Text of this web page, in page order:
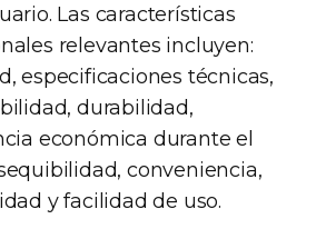
Las características
relevantes incluyen:
especificaciones técnicas,
durabilidad,
económica durante el
conveniencia,
y facilidad de uso.